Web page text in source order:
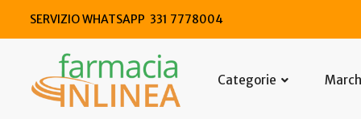
SERVIZIO WHATSAPP 331 7778004
Categorie